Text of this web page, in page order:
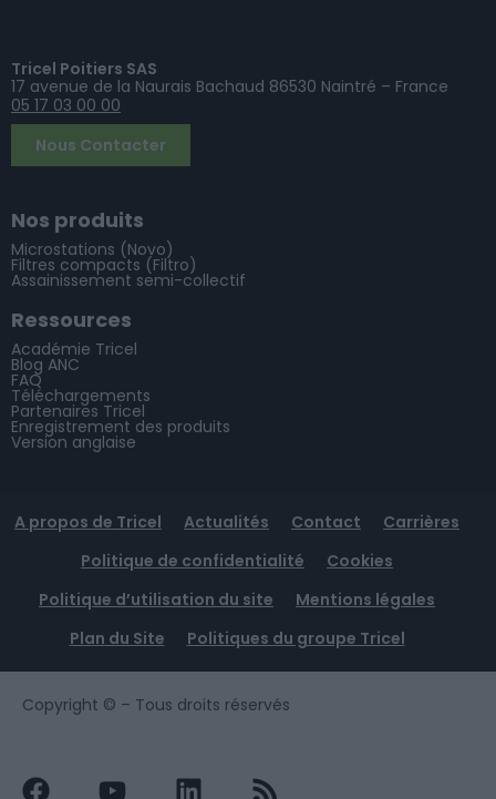
Tricel Poitiers SAS
17 avenue de la Naurais Bachaud 86530 Naintré – France
05 17 03 00 00
Nous Contacter
Nos produits
Microstations (Novo)
Filtres compacts (Filtro)
Assainissement semi-collectif
Ressources
Académie Tricel
Blog ANC
FAQ
Téléchargements
Partenaires Tricel
Enregistrement des produits
Version anglaise
A propos de Tricel Actualités Contact
Carrières
Politique de confidentialité
Cookies
Politique d’utilisation du site
Mentions légales
Plan du Site
Politiques du groupe Tricel
Copyright © – Tous droits réservés